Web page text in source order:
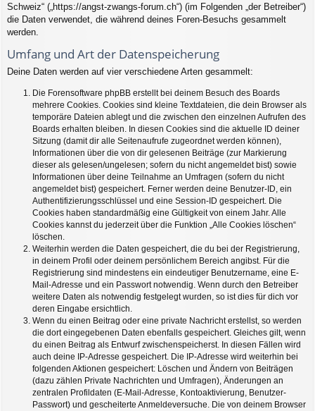
Schweiz“ („https://angst-zwangs-forum.ch“) (im Folgenden „der Betreiber“)
die Daten verwendet, die während deines Foren-Besuchs gesammelt
werden.
Umfang und Art der Datenspeicherung
Deine Daten werden auf vier verschiedene Arten gesammelt:
Die Forensoftware phpBB erstellt bei deinem Besuch des Boards
mehrere Cookies. Cookies sind kleine Textdateien, die dein Browser als
temporäre Dateien ablegt und die zwischen den einzelnen Aufrufen des
Boards erhalten bleiben. In diesen Cookies sind die aktuelle ID deiner
Sitzung (damit dir alle Seitenaufrufe zugeordnet werden können),
Informationen über die von dir gelesenen Beiträge (zur Markierung
dieser als gelesen/ungelesen; sofern du nicht angemeldet bist) sowie
Informationen über deine Teilnahme an Umfragen (sofern du nicht
angemeldet bist) gespeichert. Ferner werden deine Benutzer-ID, ein
Authentifizierungsschlüssel und eine Session-ID gespeichert. Die
Cookies haben standardmäßig eine Gültigkeit von einem Jahr. Alle
Cookies kannst du jederzeit über die Funktion „Alle Cookies löschen“
löschen.
Weiterhin werden die Daten gespeichert, die du bei der Registrierung,
in deinem Profil oder deinem persönlichem Bereich angibst. Für die
Registrierung sind mindestens ein eindeutiger Benutzername, eine E-
Mail-Adresse und ein Passwort notwendig. Wenn durch den Betreiber
weitere Daten als notwendig festgelegt wurden, so ist dies für dich vor
deren Eingabe ersichtlich.
Wenn du einen Beitrag oder eine private Nachricht erstellst, so werden
die dort eingegebenen Daten ebenfalls gespeichert. Gleiches gilt, wenn
du einen Beitrag als Entwurf zwischenspeicherst. In diesen Fällen wird
auch deine IP-Adresse gespeichert. Die IP-Adresse wird weiterhin bei
folgenden Aktionen gespeichert: Löschen und Ändern von Beiträgen
(dazu zählen Private Nachrichten und Umfragen), Änderungen an
zentralen Profildaten (E-Mail-Adresse, Kontoaktivierung, Benutzer-
Passwort) und gescheiterte Anmeldeversuche. Die von deinem Browser